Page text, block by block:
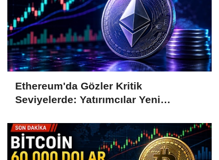
Ethereum'da Gözler Kritik
Seviyelerde: Yatırımcılar Yeni